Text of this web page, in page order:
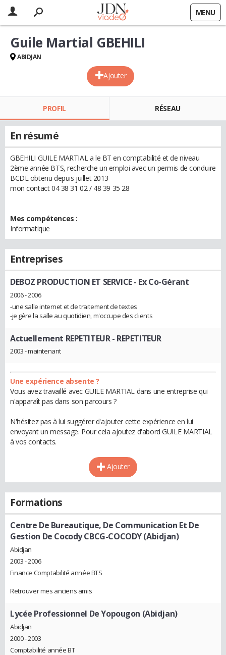
MENU
Ajouter
Guile Martial GBEHILI
ABIDJAN
PROFIL RÉSEAU
En résumé
GBEHILI GUILE MARTIAL a le BT en comptabilité et de niveau
2ème année BTS, recherche un emploi avec un permis de conduire
BCDE obtenu depuis juillet 2013
mon contact 04 38 31 02 / 48 39 35 28
Mes compétences :
Informatique
Entreprises
DEBOZ PRODUCTION ET SERVICE- Ex Co-Gérant
2006 - 2006
-une salle internet et de traitement de textes
-je gère la salle au quotidien, m'occupe des clients
Actuellement REPETITEUR- REPETITEUR
2003 - maintenant
Une expérience absente ?
Vous avez travaillé avec GUILE MARTIAL dans une entreprise qui
n'apparaît pas dans son parcours ?
N'hésitez pas à lui suggérer d'ajouter cette expérience en lui
envoyant un message. Pour cela ajoutez d'abord GUILE MARTIAL
à vos contacts.
Ajouter
Formations
Centre De Bureautique, De Communication Et De
Gestion De Cocody CBCG-COCODY (Abidjan)
Abidjan
2003 - 2006
Finance Comptabilité année BTS
Retrouver mes anciens amis
Lycée Professionnel De Yopougon (Abidjan)
Abidjan
2000 - 2003
Comptabilité année BT